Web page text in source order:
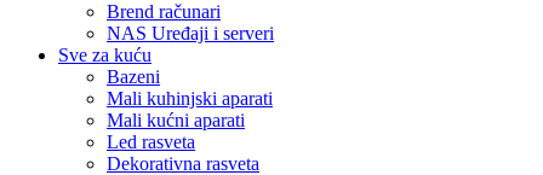
Brend računari
NAS Uređaji i serveri
Sve za kuću
Bazeni
Mali kuhinjski aparati
Mali kućni aparati
Led rasveta
Dekorativna rasveta